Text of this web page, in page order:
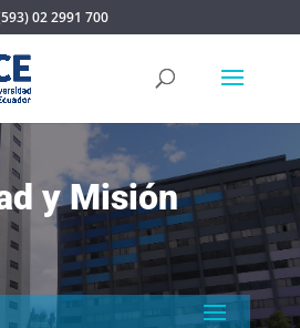
02 2991 700
y Misión